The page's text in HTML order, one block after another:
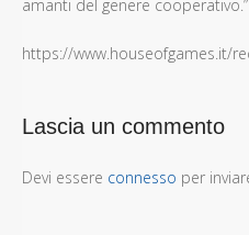
amanti del genere cooperativo.”
https://www.houseofgames.it/
Lascia un commento
Devi essere connesso per